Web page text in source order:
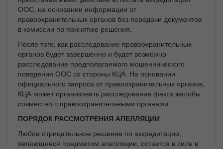
ООС, на основании информации от
правоохранительных органов без передачи документов
в комиссии по принятию решения.
После того, как расследование правоохранительных
органов будет завершенно и будет возможно
расследование предполагаемого мошеннического
поведения ООС со стороны КЦА. На основании
официального запроса от правоохранительных органов,
КЦА может организовать расследование факта жалобы
совместно с правоохранительными органами.
ПОРЯДОК РАССМОТРЕНИЯ АПЕЛЛЯЦИИ
Любое отрицательное решение по аккредитации,
являющееся предметом апелляции, остается в силе в